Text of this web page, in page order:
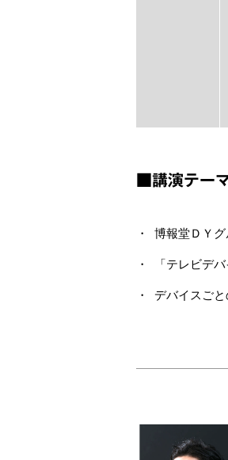
■講演テー
博報堂ＤＹ
「テレビデ
デバイスご